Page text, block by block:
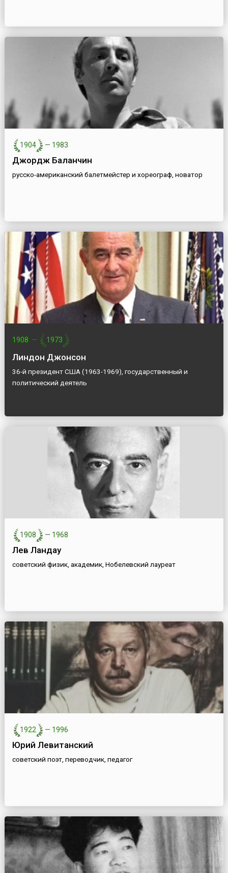
1904 — 1983
Джордж Баланчин
русско-американский балетмейстер и хореограф, новатор
1908 — 1973
Линдон Джонсон
36-й президент США (1963-1969), государственный и
политический деятель
1908 — 1968
Лев Ландау
советский физик, академик, Нобелевский лауреат
1922 — 1996
Юрий Левитанский
советский поэт, переводчик, педагог